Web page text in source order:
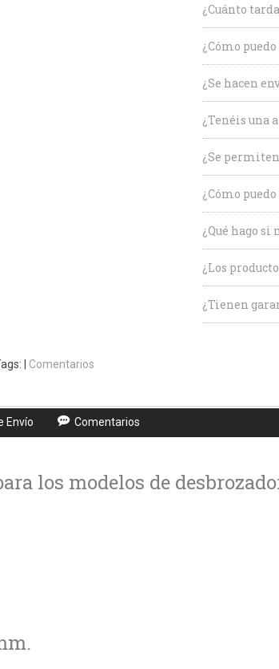
¿Cuánto
¿Cómo
¿Se hacen
¿Tenéis una
¿Se
¿Cómo
¿Qué hago
¿Los
¿Tienen
| Comentarios
Envío Comentarios
los modelos de